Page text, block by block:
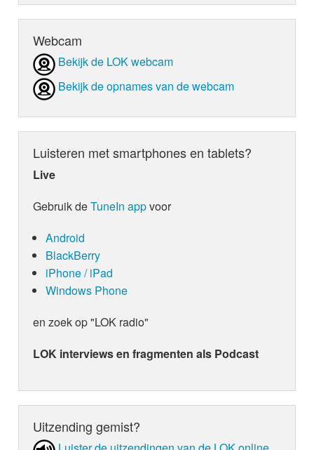
Webcam
Bekijk de LOK webcam
Bekijk de opnames van de webcam
Luisteren met smartphones en tablets?
Live
Gebruik deTuneIn appvoor
Android
BlackBerry
iPhone / iPad
Windows Phone
en zoek op "LOK radio"
LOK interviews en fragmenten als Podcast
Uitzending gemist?